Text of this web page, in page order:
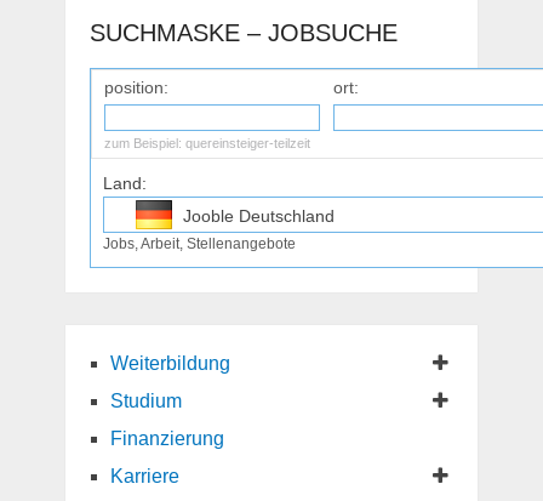
SUCHMASKE – JOBSUCHE
position: ort:
zum Beispiel: quereinsteiger-teilzeit
Land:
Jooble Deutschland
Jooble Osterreich
Jobs, Arbeit, Stellenangebote
Weiterbildung
Studium
Finanzierung
Karriere